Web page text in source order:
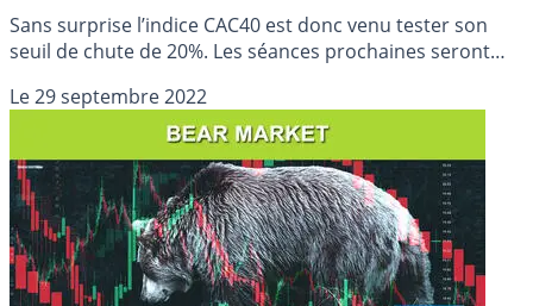
Sans surprise l’indice CAC40 est donc venu tester son
seuil de chute de 20%. Les séances prochaines seront
pour la chute vers le krach boursier (-30%).
Le29 septembre 2022